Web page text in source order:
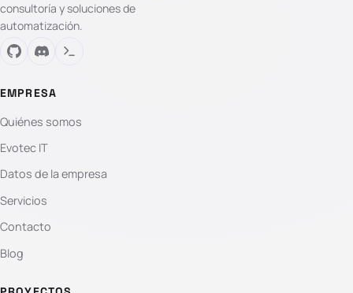
consultoría y soluciones de
automatización.
EMPRESA
Quiénes somos
Evotec IT
Datos de la empresa
Servicios
Contacto
Blog